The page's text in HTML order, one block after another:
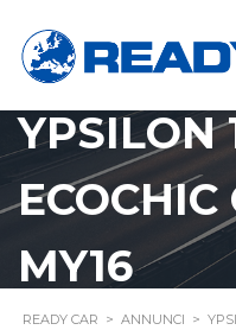
YPSILON
MY16
READY CAR > ANNUNCI >